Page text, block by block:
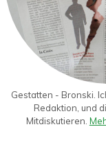
Gestatten - Bronski.
Redaktion, und
Mitdiskutieren.